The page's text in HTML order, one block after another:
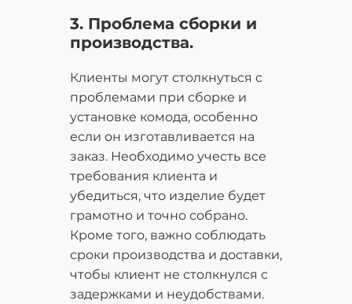
3. Проблема сборки и
производства.
Клиенты могут столкнуться с
проблемами при сборке и
установке комода, особенно
если он изготавливается на
заказ. Необходимо учесть все
требования клиента и
убедиться, что изделие будет
грамотно и точно собрано.
Кроме того, важно соблюдать
сроки производства и доставки,
чтобы клиент не столкнулся с
задержками и неудобствами.